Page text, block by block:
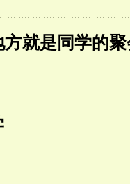
就是同学的